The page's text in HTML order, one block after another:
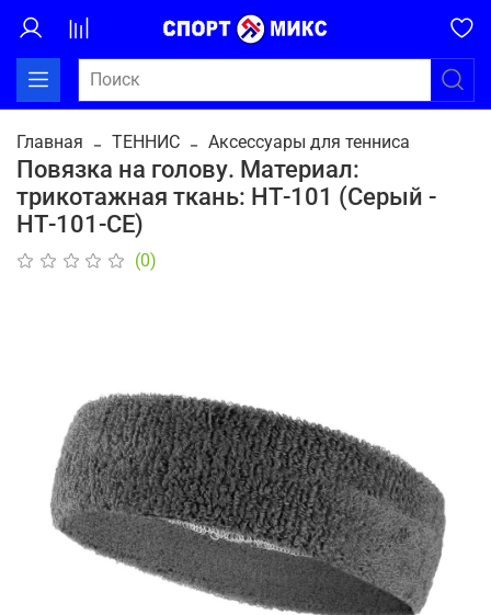
Главная ТЕННИС Аксессуары для тенниса
Повязка на голову. Материал:
трикотажная ткань: HТ-101 (Серый -
НТ-101-СЕ)
(0)